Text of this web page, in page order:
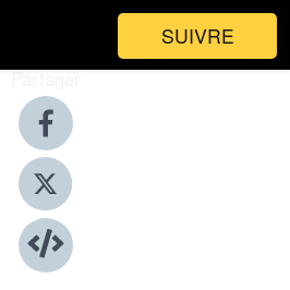
SUIVRE
Partager